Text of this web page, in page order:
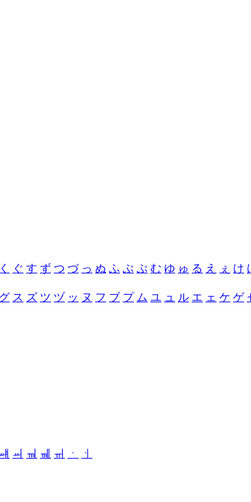
く ぐ す ず つ づ っ ぬ ふ ぶ ぷ む ゆ ゅ る え ぇ け
グ ス ズ ツ ヅ ッ ヌ フ ブ プ ム ユ ュ ル エ ェ ケ ゲ
ㆈ ㆉ ㆊ ㆋ ㆌ ㆍ
ㆎ